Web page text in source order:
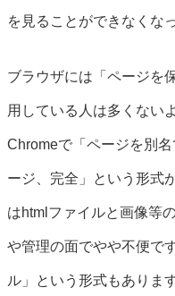
を見ることができなくな
ブラウザには「ページを
用している人は多くない
Chromeで「ページを別
ージ、完全」という形式
はhtmlファイルと画像等
や管理の面でやや不便で
ル」という形式もありま